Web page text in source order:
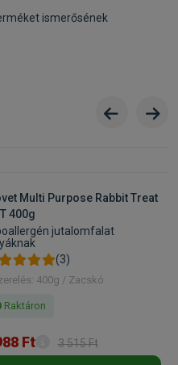
ismerősének
Multi Purpose Rabbit Treat
400g
jutalomfalat
(3)
400g / Zacskó
Raktáron
Ft 3 515 Ft